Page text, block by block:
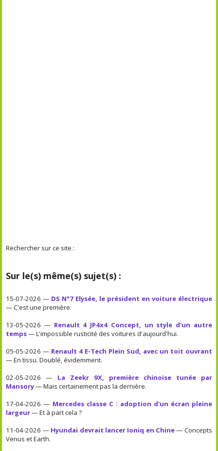
Rechercher sur ce site :
Sur le(s) même(s) sujet(s) :
15-07-2026 — DS N°7 Elysée, le président en voiture électrique
— C'est une première.
13-05-2026 — Renault 4 JP4x4 Concept, un style d'un autre
temps— L'impossible rusticité des voitures d'aujourd'hui.
05-05-2026 — Renault 4 E-Tech Plein Sud, avec un toit ouvrant
— En tissu. Doublé, évidemment.
02-05-2026 — La Zeekr 9X, première chinoise tunée par
Mansory— Mais certainement pas la dernière.
17-04-2026 — Mercedes classe C : adoption d'un écran pleine
largeur— Et à part cela ?
11-04-2026 — Hyundai devrait lancer Ioniq en Chine— Concepts
Venus et Earth.